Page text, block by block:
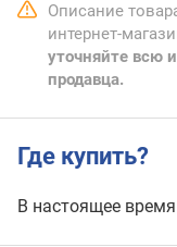
Описание
интернет-
уточняйте всю
продавца.
Где купить?
В настоящее